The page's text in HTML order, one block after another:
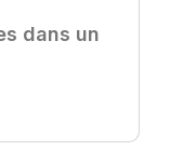
dans un